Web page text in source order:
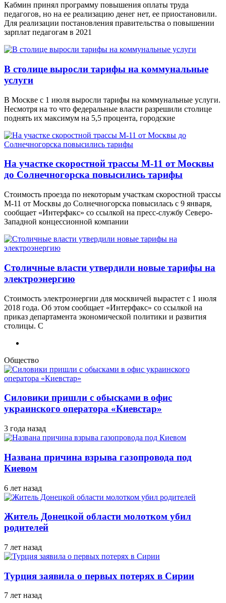
Кабмин принял программу повышения оплаты труда
педагогов, но на ее реализацию денег нет, ее приостановили.
Для реализации постановления правительства о повышении
зарплат педагогам в 2021
В столице выросли тарифы на коммунальные
услуги
В Москве с 1 июля выросли тарифы на коммунальные услуги.
Несмотря на то что федеральные власти разрешили столице
поднять их максимум на 5,5 процента, городские
На участке скоростной трассы М-11 от Москвы
до Солнечногорска повысились тарифы
Стоимость проезда по некоторым участкам скоростной трассы
М-11 от Москвы до Солнечногорска повысилась с 9 января,
сообщает «Интерфакс» со ссылкой на пресс-службу Северо-
Западной концессионной компании
Столичные власти утвердили новые тарифы на
электроэнергию
Стоимость электроэнергии для москвичей вырастет с 1 июля
2018 года. Об этом сообщает «Интерфакс» со ссылкой на
приказ департамента экономической политики и развития
столицы. С
Общество
Силовики пришли с обысками в офис
украинского оператора «Киевстар»
3 года назад
Названа причина взрыва газопровода под
Киевом
6 лет назад
Житель Донецкой области молотком убил
родителей
7 лет назад
Турция заявила о первых потерях в Сирии
7 лет назад